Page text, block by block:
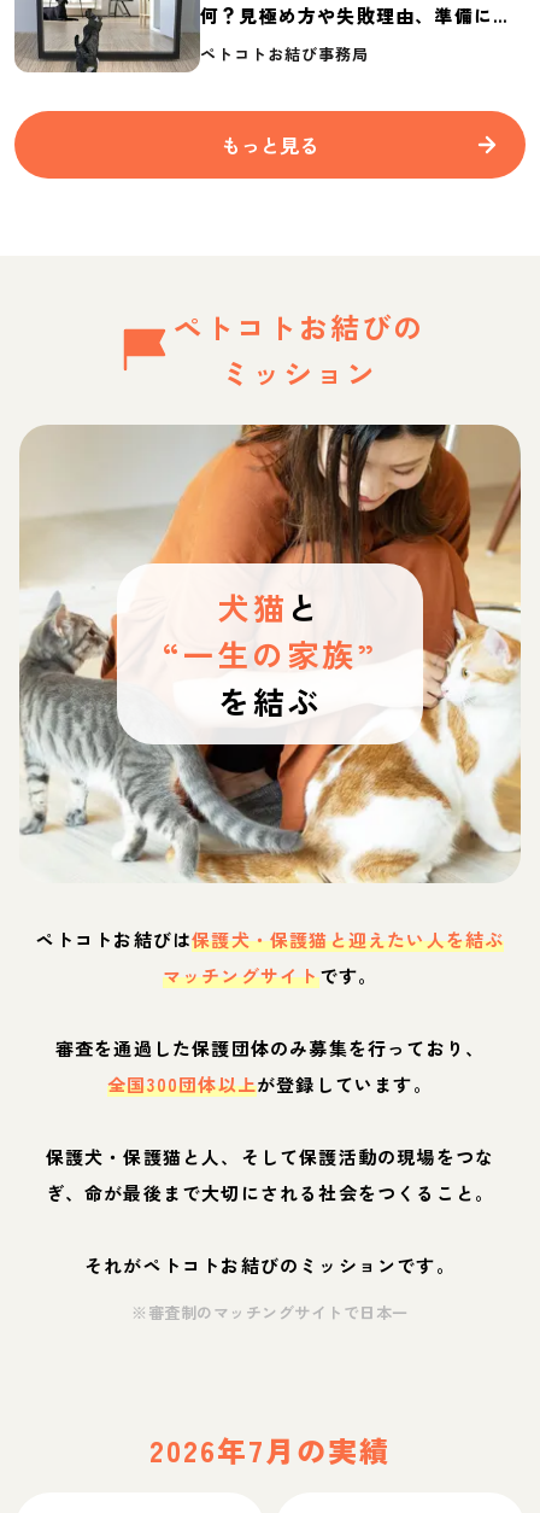
何？見極め方や失敗理由、準備に必
要なものを紹介
ペトコトお結び事務局
もっと見る
ペトコトお結びの
ミッション
犬猫 と
“一生の家族”
を結ぶ
ペトコトお結びは保護犬・保護猫と迎えたい人を結ぶ
マッチングサイトです。
審査を通過した保護団体のみ募集を行っており、
全国300団体以上が登録しています。
保護犬・保護猫と人、そして保護活動の現場をつな
ぎ、命が最後まで大切にされる社会をつくること。
それがペトコトお結びのミッションです。
※審査制のマッチングサイトで日本一
2026年7月の実績